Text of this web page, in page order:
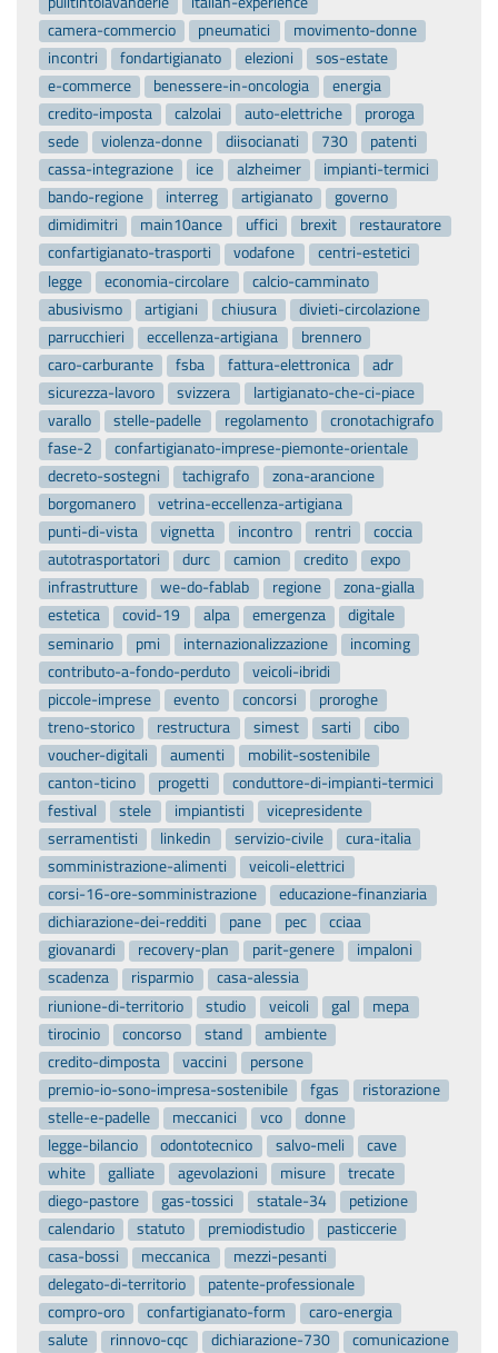
camera-commercio
pneumatici
movimento-donne
incontri
fondartigianato elezioni
sos-estate
e-commerce
benessere-in-oncologia
energia
credito-imposta
calzolai auto-elettriche
proroga
sede
violenza-donne diisocianati 730
patenti
cassa-integrazione
ice alzheimer
impianti-termici
bando-regione
interreg artigianato
governo
dimidimitri
main10ance uffici brexit
restauratore
confartigianato-trasporti
vodafone
centri-estetici
legge
economia-circolare
calcio-camminato
abusivismo
artigiani chiusura
divieti-circolazione
parrucchieri
eccellenza-artigiana
brennero
caro-carburante
fsba fattura-elettronica
adr
sicurezza-lavoro
svizzera
lartigianato-che-ci-piace
varallo
stelle-padelle regolamento
cronotachigrafo
fase-2
confartigianato-imprese-piemonte-orientale
decreto-sostegni
tachigrafo
zona-arancione
borgomanero
vetrina-eccellenza-artigiana
punti-di-vista
vignetta incontro rentri
coccia
autotrasportatori
durc camion credito
expo
infrastrutture
we-do-fablab regione
zona-gialla
estetica
covid-19 alpa emergenza
digitale
seminario
pmi internazionalizzazione
incoming
contributo-a-fondo-perduto
veicoli-ibridi
piccole-imprese
evento concorsi
proroghe
treno-storico
restructura simest sarti
cibo
voucher-digitali
aumenti
mobilit-sostenibile
canton-ticino
progetti
conduttore-di-impianti-termici
festival
stele impiantisti
vicepresidente
serramentisti
linkedin servizio-civile
cura-italia
somministrazione-alimenti
veicoli-elettrici
corsi-16-ore-somministrazione
educazione-finanziaria
dichiarazione-dei-redditi
pane pec
cciaa
giovanardi
recovery-plan parit-genere
impaloni
scadenza
risparmio
casa-alessia
riunione-di-territorio
studio veicoli gal
mepa
tirocinio
concorso stand
ambiente
credito-dimposta
vaccini
persone
premio-io-sono-impresa-sostenibile
fgas
ristorazione
stelle-e-padelle
meccanici vco
donne
legge-bilancio
odontotecnico salvo-meli
cave
white
galliate agevolazioni misure
trecate
diego-pastore
gas-tossici statale-34
petizione
calendario
statuto premiodistudio
pasticcerie
casa-bossi
meccanica
mezzi-pesanti
delegato-di-territorio
patente-professionale
compro-oro
confartigianato-form
caro-energia
salute
rinnovo-cqc dichiarazione-730
comunicazione